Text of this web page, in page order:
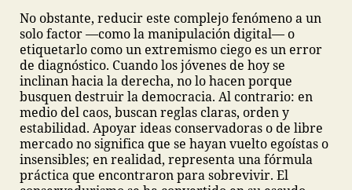
No obstante, reducir este complejo fenómeno a un
solo factor —como la manipulación digital— o
etiquetarlo como un extremismo ciego es un error
de diagnóstico. Cuando los jóvenes de hoy se
inclinan hacia la derecha, no lo hacen porque
busquen destruir la democracia. Al contrario: en
medio del caos, buscan reglas claras, orden y
estabilidad. Apoyar ideas conservadoras o de libre
mercado no significa que se hayan vuelto egoístas o
insensibles; en realidad, representa una fórmula
práctica que encontraron para sobrevivir. El